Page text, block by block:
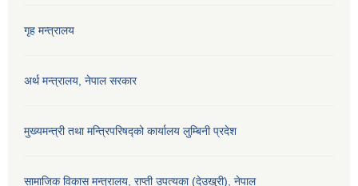
गृह मन्त्रालय
अर्थ मन्त्रालय, नेपाल सरकार
मुख्यमन्त्री तथा मन्त्रिपरिषद्को कार्यालय लुम्बिनी प्रदेश
सामाजिक विकास मन्‍‍त्रालय, राप्ती उपत्यका (देउखुरी), नेपाल